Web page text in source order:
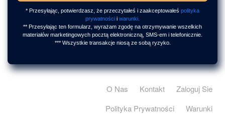
O Nas Kontakt
Zaloguj Sie
Polityka Prywatności
Warunki